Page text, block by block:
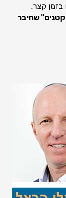
בזמן קצר.
שחיבר